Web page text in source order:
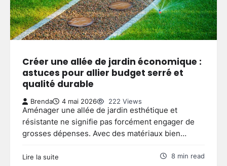
Créer une allée de jardin économique :
astuces pour allier budget serré et
qualité durable
Brenda 4 mai 2026 222 Views
Aménager une allée de jardin esthétique et
résistante ne signifie pas forcément engager de
grosses dépenses. Avec des matériaux bien…
Lire la suite 8 min read